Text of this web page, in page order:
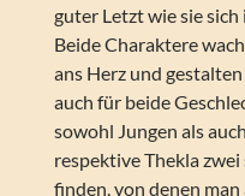
guter Letzt wie sie
Beide Charaktere
ans Herz und
auch für beide
sowohl Jungen als
respektive Thekla
finden, von denen